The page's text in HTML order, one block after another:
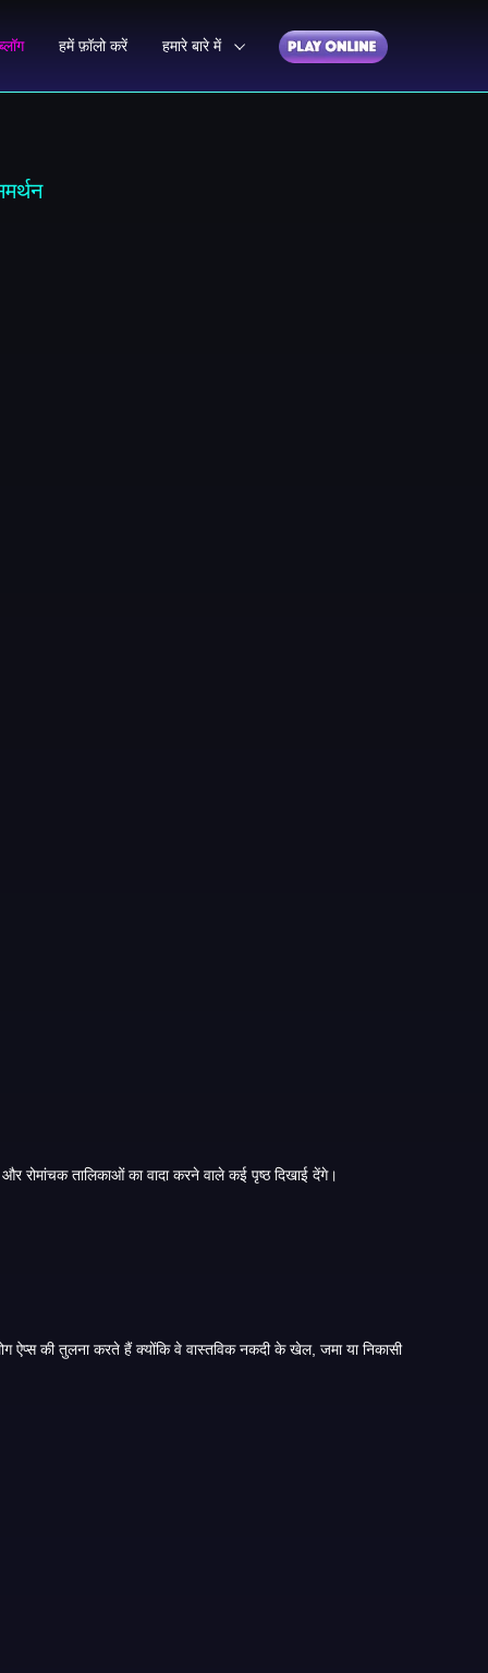
ब्लॉग हमें फ़ॉलो करें हमारे बारे में
, और आपको बड़े बोनस, तेज़ निकासी और रोमांचक तालिकाओं का वादा करने वाले कई पृष्ठ दिखाई देंगे।